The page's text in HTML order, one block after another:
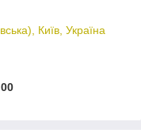
Київ, Україна